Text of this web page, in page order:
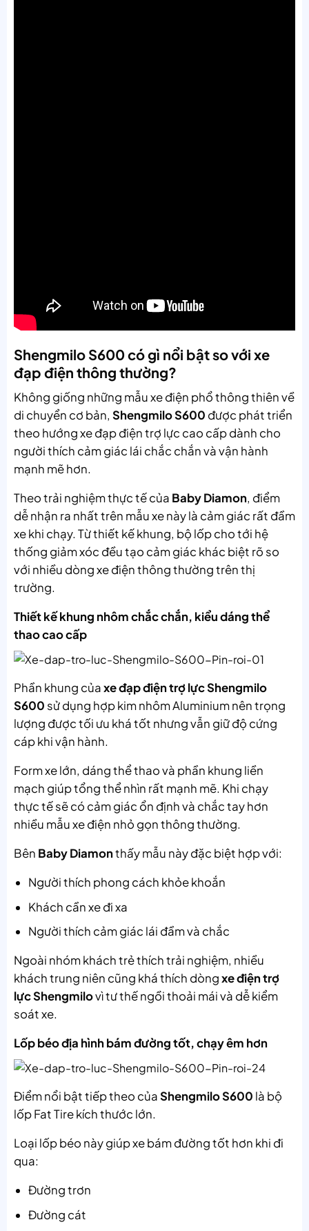
Shengmilo S600 có gì nổi bật so với xe
đạp điện thông thường?
Không giống những mẫu xe điện phổ thông thiên về
di chuyển cơ bản, Shengmilo S600 được phát triển
theo hướng xe đạp điện trợ lực cao cấp dành cho
người thích cảm giác lái chắc chắn và vận hành
mạnh mẽ hơn.
Theo trải nghiệm thực tế của Baby Diamon, điểm
dễ nhận ra nhất trên mẫu xe này là cảm giác rất đầm
xe khi chạy. Từ thiết kế khung, bộ lốp cho tới hệ
thống giảm xóc đều tạo cảm giác khác biệt rõ so
với nhiều dòng xe điện thông thường trên thị
trường.
Thiết kế khung nhôm chắc chắn, kiểu dáng thể
thao cao cấp
Phần khung củaxe đạp điện trợ lực Shengmilo
S600 sử dụng hợp kim nhôm Aluminium nên trọng
lượng được tối ưu khá tốt nhưng vẫn giữ độ cứng
cáp khi vận hành.
Form xe lớn, dáng thể thao và phần khung liền
mạch giúp tổng thể nhìn rất mạnh mẽ. Khi chạy
thực tế sẽ có cảm giác ổn định và chắc tay hơn
nhiều mẫu xe điện nhỏ gọn thông thường.
Bên Baby Diamonthấy mẫu này đặc biệt hợp với:
Người thích phong cách khỏe khoắn
Khách cần xe đi xa
Người thích cảm giác lái đầm và chắc
Ngoài nhóm khách trẻ thích trải nghiệm, nhiều
khách trung niên cũng khá thích dòngxe điện trợ
lực Shengmilovì tư thế ngồi thoải mái và dễ kiểm
soát xe.
Lốp béo địa hình bám đường tốt, chạy êm hơn
Điểm nổi bật tiếp theo củaShengmilo S600 là bộ
lốp Fat Tire kích thước lớn.
Loại lốp béo này giúp xe bám đường tốt hơn khi đi
qua:
Đường trơn
Đường cát